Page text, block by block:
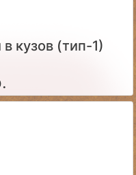
кузов (тип-1)